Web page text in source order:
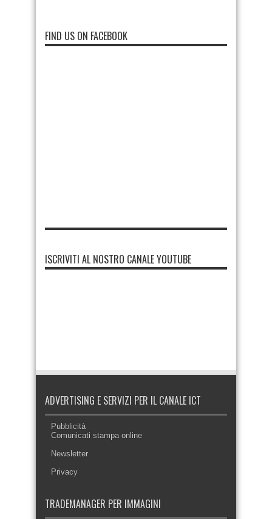
FIND US ON FACEBOOK
ISCRIVITI AL NOSTRO CANALE YOUTUBE
ADVERTISING E SERVIZI PER IL CANALE ICT
Pubblicità
Comunicati stampa online
Newsletter
Privacy
TRADEMANAGER PER IMMAGINI